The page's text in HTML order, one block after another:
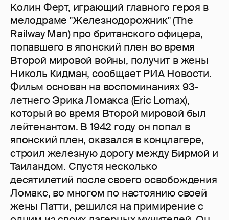
Колин Ферт, играющий главного героя в
мелодраме "Железнодорожник" (The
Railway Man) про британского офицера,
попавшего в японский плен во время
Второй мировой войны, получит в жены
Николь Кидман, сообщает РИА Новости.
Фильм основан на воспоминаниях 93-
летнего Эрика Ломакса (Eric Lomax),
который во время Второй мировой был
лейтенантом. В 1942 году он попал в
японский плен, оказался в концлагере,
строил железную дорогу между Бирмой и
Таиландом. Спустя несколько
десятилетий после своего освобождения
Ломакс, во многом по настоянию своей
жены Патти, решился на примирение с